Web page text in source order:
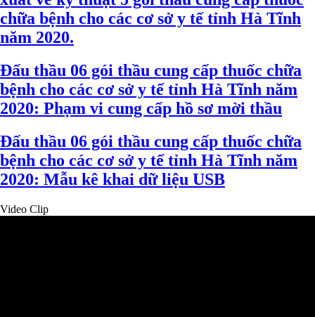
chữa bệnh cho các cơ sở y tế tỉnh Hà Tĩnh
năm 2020.
Đấu thầu 06 gói thầu cung cấp thuốc chữa
bệnh cho các cơ sở y tế tỉnh Hà Tĩnh năm
2020: Phạm vi cung cấp hồ sơ mời thầu
Đấu thầu 06 gói thầu cung cấp thuốc chữa
bệnh cho các cơ sở y tế tỉnh Hà Tĩnh năm
2020: Mẫu kê khai dữ liệu USB
Video Clip